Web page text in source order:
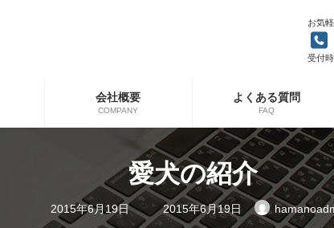
お気
受付
会社概要
COMPANY
よくある質問
FAQ
愛犬の紹介
2015年6月19日
最
終
2015年6月19日